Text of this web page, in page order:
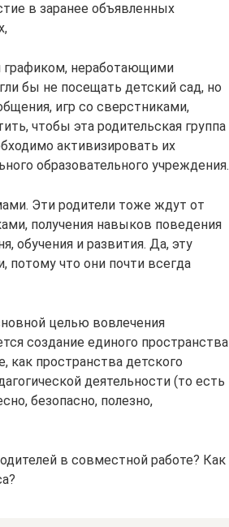
в заранее объявленных
графиком, неработающими
бы не посещать детский сад, но
игр со сверстниками,
чтобы эта родительская группа
активизировать их
образовательного учреждения.
Эти родители тоже ждут от
получения навыков поведения
обучения и развития. Да, эту
потому что они почти всегда
целью вовлечения
создание единого пространства
как пространства детского
деятельности (то есть
безопасно, полезно,
в совместной работе? Как